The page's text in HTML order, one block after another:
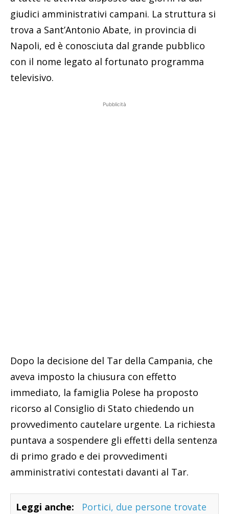
giudici amministrativi campani. La struttura si
trova a Sant’Antonio Abate, in provincia di
Napoli, ed è conosciuta dal grande pubblico
con il nome legato al fortunato programma
televisivo.
Pubblicità
Dopo la decisione del Tar della Campania, che
aveva imposto la chiusura con effetto
immediato, la famiglia Polese ha proposto
ricorso al Consiglio di Stato chiedendo un
provvedimento cautelare urgente. La richiesta
puntava a sospendere gli effetti della sentenza
di primo grado e dei provvedimenti
amministrativi contestati davanti al Tar.
Leggi anche:
Portici, due persone trovate